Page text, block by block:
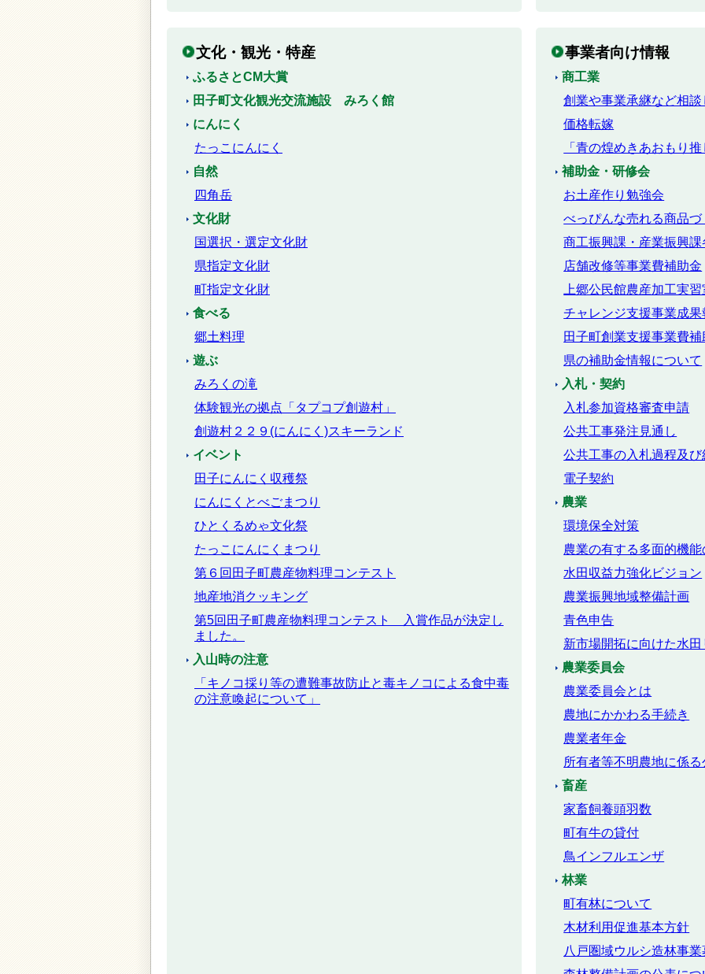
文化・観光・特産
ふるさとCM大賞
田子町文化観光交流施設 みろく館
にんにく
たっこにんにく
自然
四角岳
文化財
国選択・選定文化財
県指定文化財
町指定文化財
食べる
郷土料理
遊ぶ
みろくの滝
体験観光の拠点「タプコプ創遊村」
創遊村２２９(にんにく)スキーランド
イベント
田子にんにく収穫祭
にんにくとべごまつり
ひとくるめゃ文化祭
たっこにんにくまつり
第６回田子町農産物料理コンテスト
地産地消クッキング
第5回田子町農産物料理コンテスト 入賞作品が決定し
ました。
入山時の注意
「キノコ採り等の遭難事故防止と毒キノコによる食中毒
の注意喚起について」
事業者向け情報
商工業
創業や事業承継など相
価格転嫁
「青の煌めきあおもり
補助金・研修会
お土産作り勉強会
べっぴんな売れる商品
商工振興課・産業振興
店舗改修等事業費補助金
上郷公民館農産加工実
チャレンジ支援事業成果
田子町創業支援事業費補
県の補助金情報について
入札・契約
入札参加資格審査申請
公共工事発注見通し
公共工事の入札過程及び
電子契約
農業
環境保全対策
農業の有する多面的機
水田収益力強化ビジョン
農業振興地域整備計画
青色申告
新市場開拓に向けた水
農業委員会
農業委員会とは
農地にかかわる手続き
農業者年金
所有者等不明農地に係る
畜産
家畜飼養頭羽数
町有牛の貸付
鳥インフルエンザ
林業
町有林について
木材利用促進基本方針
八戸圏域ウルシ造林事